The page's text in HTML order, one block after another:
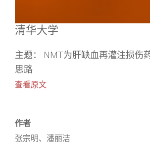
清华大学
主题： NMT为肝缺血再灌注损伤
思路
查看原文
作者
张宗明、潘丽洁